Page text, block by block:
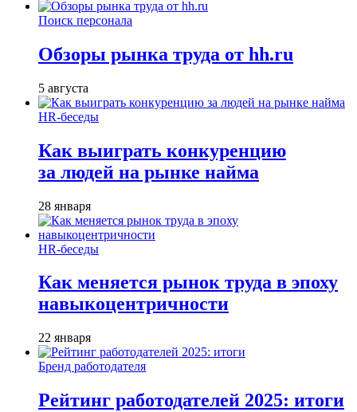
Поиск персонала
Обзоры рынка труда от hh.ru
5 августа
HR-беседы
Как выиграть конкуренцию
за людей на рынке найма
28 января
HR-беседы
Как меняется рынок труда в эпоху
навыкоцентричности
22 января
Бренд работодателя
Рейтинг работодателей 2025: итоги